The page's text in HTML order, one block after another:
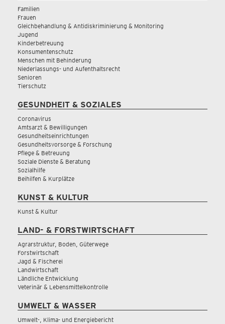
Familien
Frauen
Gleichbehandlung & Antidiskriminierung & Monitoring
Jugend
Kinderbetreuung
Konsumentenschutz
Menschen mit Behinderung
Niederlassungs- und Aufenthaltsrecht
Senioren
Tierschutz
GESUNDHEIT & SOZIALES
Coronavirus
Amtsarzt & Bewilligungen
Gesundheitseinrichtungen
Gesundheitsvorsorge & Forschung
Pflege & Betreuung
Soziale Dienste & Beratung
Sozialhilfe
Beihilfen & Kurplätze
KUNST & KULTUR
Kunst & Kultur
LAND- & FORSTWIRTSCHAFT
Agrarstruktur, Boden, Güterwege
Forstwirtschaft
Jagd & Fischerei
Landwirtschaft
Ländliche Entwicklung
Veterinär & Lebensmittelkontrolle
UMWELT & WASSER
Umwelt-, Klima- und Energiebericht